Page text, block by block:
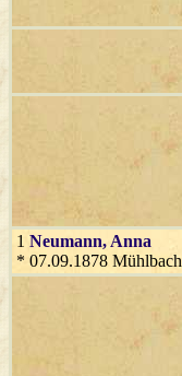
1 Neumann, Anna
* 07.09.1878 Mühlbach